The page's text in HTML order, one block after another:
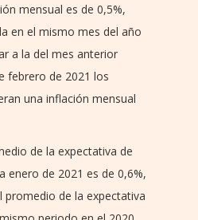
mensual es de 0,5%,
en el mismo mes del año
a la del mes anterior
febrero de 2021 los
una inflación mensual
de la expectativa de
enero de 2021 es de 0,6%,
de la expectativa